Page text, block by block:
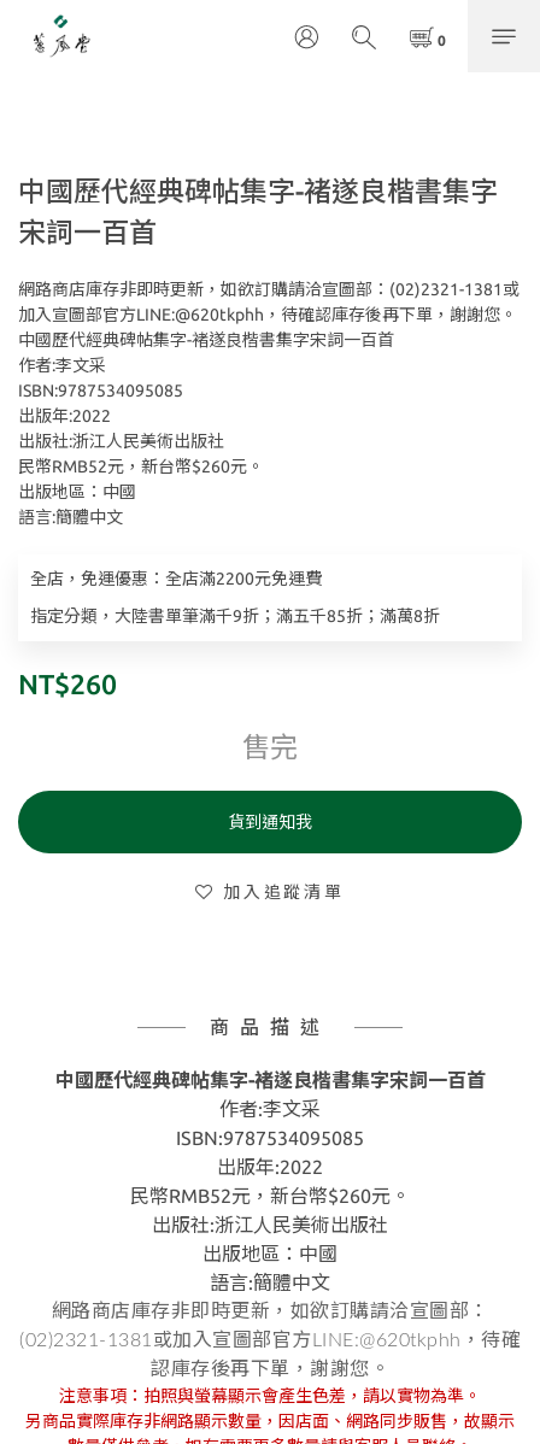
中國歷代經典碑帖集字-褚遂良楷書集字
宋詞一百首
網路商店庫存非即時更新，如欲訂購請洽宣圖部：(02)2321-1381或
加入宣圖部官方LINE:@620tkphh，待確認庫存後再下單，謝謝您。
中國歷代經典碑帖集字-褚遂良楷書集字宋詞一百首
作者:李文采
ISBN:9787534095085
出版年:2022
出版社:浙江人民美術出版社
民幣RMB52元，新台幣$260元。
出版地區：中國
語言:簡體中文
全店，免運優惠：全店滿2200元免運費
指定分類，大陸書單筆滿千9折；滿五千85折；滿萬8折
NT$260
售完
貨到通知我
加入追蹤清單
商品描述
中國歷代經典碑帖集字-褚遂良楷書集字宋詞一百首
作者:李文采
ISBN:9787534095085
出版年:2022
民幣RMB52元，新台幣$260元。
出版社:浙江人民美術出版社
出版地區：中國
語言:簡體中文
網路商店庫存非即時更新，如欲訂購請洽宣圖部：
(02)2321-1381或加入宣圖部官方LINE:@620tkphh，待確
認庫存後再下單，謝謝您。
注意事項：拍照與螢幕顯示會產生色差，請以實物為準。
另商品實際庫存非網路顯示數量，因店面、網路同步販售，故顯示